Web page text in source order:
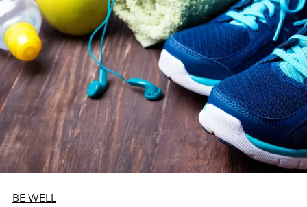
BE WELL